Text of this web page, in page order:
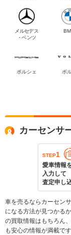
メルセデス
・ベンツ
ポルシェ ボ
カーセンサ
STEP1
愛車情報
入力して
査定申し
車を売るならカーセン
になる方法が見つかる
の買取情報はもちろん
も安心の情報が満載で